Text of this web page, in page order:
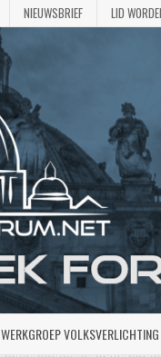
NIEUWSBRIEF LID
WERKGROEP VOLKSVERLICHTING